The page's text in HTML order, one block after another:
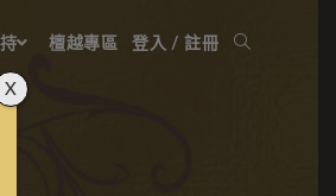
檀越專區 登入 / 註冊
X